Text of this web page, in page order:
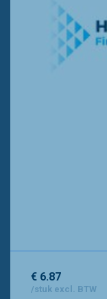
€ 6.87
/stuk excl. BTW